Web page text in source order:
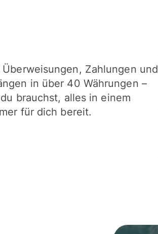
Zahlungen und
in über 40 Währungen –
brauchst, alles in einem
für dich bereit.